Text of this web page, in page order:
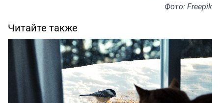
Фото: Freepik
Читайте также